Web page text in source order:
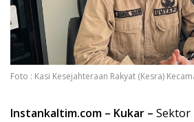
Foto : Kasi Kesejahteraan Rakyat (Kesra)
Instankaltim.com – Kukar – Sektor